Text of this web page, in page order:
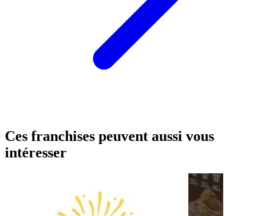
Ces franchises peuvent aussi vous
intéresser